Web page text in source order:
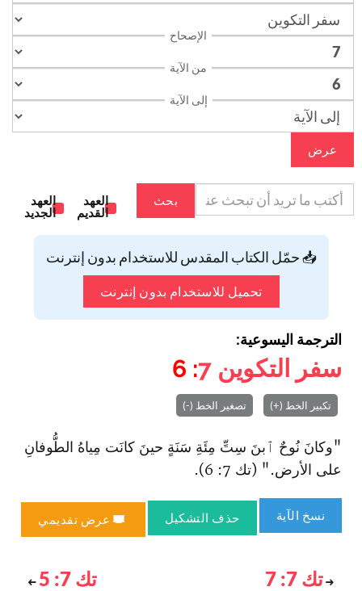
الإصحاح
من الآية
إلى الآية
عرض
بحث
العهد
القديم
العهد
الجديد
📥 حمّل الكتاب المقدس للاستخدام بدون إنترنت
تحميل للاستخدام بدون إنترنت
الترجمة اليسوعية:
سفر التكوين 7
: 6
تكبير الخط (+) تصغير الخط (-)
"وكانَ نُوحٌ ٱبنَ سِتِّ مِئَةِ سَنَةٍ حينَ كانَت مِياهُ الطُّوفانِ
على الأرض." (تك 7: 6).
نسخ الآية حذف التشكيل عرض تقديمي
تك 7: 7 تك 7: 5